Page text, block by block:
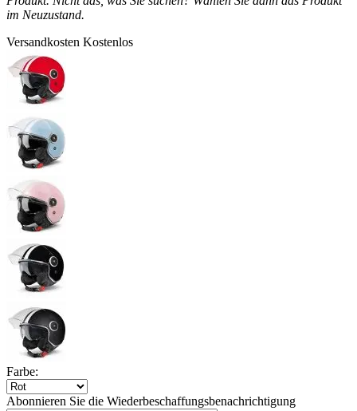
im Neuzustand.
Versandkosten Kostenlos
Farbe:
Abonnieren Sie die Wiederbeschaffungsbenachrichtigung